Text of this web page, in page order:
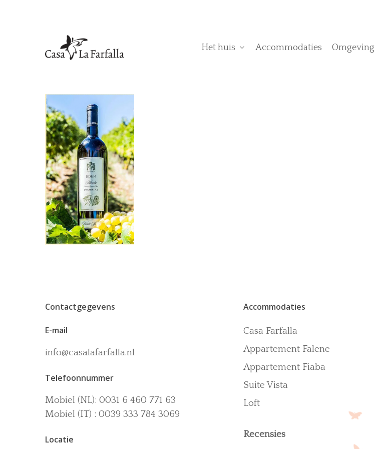
Hit enter to search or ESC to close
Het huis Accommodaties Omgeving
Contactgegevens
E-mail
info@casalafarfalla.nl
Telefoonnummer
Mobiel (NL): 0031 6 460 771 63
Mobiel (IT) : 0039 333 784 3069
Locatie
Accommodaties
Casa Farfalla
Appartement Falene
Appartement Fiaba
Suite Vista
Loft
Recensies